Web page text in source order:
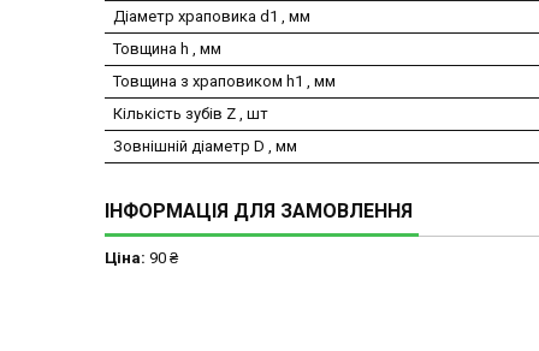
Діаметр храповика d1 , мм
Товщина h , мм
Товщина з храповиком h1 , мм
Кількість зубів Z , шт
Зовнішній діаметр D , мм
ІНФОРМАЦІЯ ДЛЯ ЗАМОВЛЕННЯ
Ціна: 90 ₴